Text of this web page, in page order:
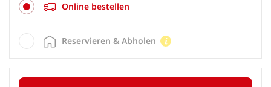
Online bestellen
Reservieren & Abholen